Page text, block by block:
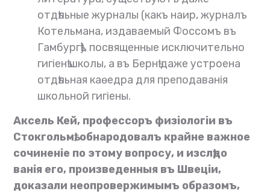
отдѣльные журналы (какъ наир, журналъ
Котельмана, издаваемый Фоссомъ въ
Гамбургѣ), посвященные исключительно
гигіенѣ школы, а въ Бернѣ даже устроена
отдѣльная каѳедра для преподаванія
школьной гигіены.
Аксель Кей, профессоръ физіологіи въ
Стокгольмѣ, обнародовалъ крайне важное
сочиненіе по этому вопросу, и изслѣдо
ванія его, произведенныя въ Швеціи,
доказали неопровержимымъ образомъ,